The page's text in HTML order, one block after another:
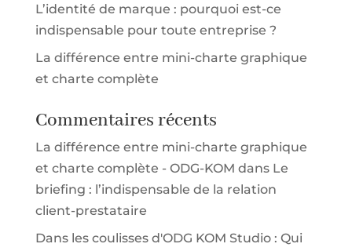
L’identité de marque : pourquoi est-ce
indispensable pour toute entreprise ?
La différence entre mini-charte graphique
et charte complète
Commentaires récents
La différence entre mini-charte graphique
et charte complète - ODG-KOM dans Le
briefing : l’indispensable de la relation
client-prestataire
Dans les coulisses d'ODG KOM Studio : Qui